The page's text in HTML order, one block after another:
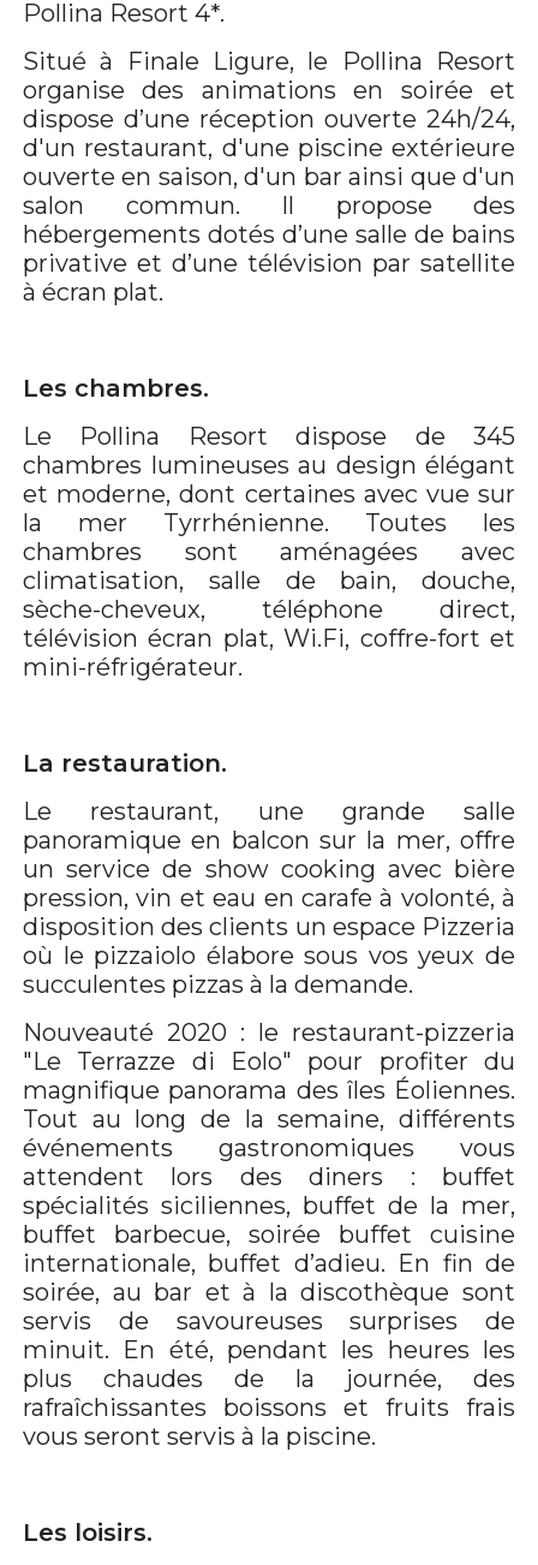
Pollina Resort 4*.
Situé à Finale Ligure, le Pollina Resort
organise des animations en soirée et
dispose d’une réception ouverte 24h/24,
d'un restaurant, d'une piscine extérieure
ouverte en saison, d'un bar ainsi que d'un
salon commun. Il propose des
hébergements dotés d’une salle de bains
privative et d’une télévision par satellite
à écran plat.
Les chambres.
Le Pollina Resort dispose de 345
chambres lumineuses au design élégant
et moderne, dont certaines avec vue sur
la mer Tyrrhénienne. Toutes les
chambres sont aménagées avec
climatisation, salle de bain, douche,
sèche-cheveux, téléphone direct,
télévision écran plat, Wi.Fi, coffre-fort et
mini-réfrigérateur.
La restauration.
Le restaurant, une grande salle
panoramique en balcon sur la mer, offre
un service de show cooking avec bière
pression, vin et eau en carafe à volonté, à
disposition des clients un espace Pizzeria
où le pizzaiolo élabore sous vos yeux de
succulentes pizzas à la demande.
Nouveauté 2020 : le restaurant-pizzeria
"Le Terrazze di Eolo" pour profiter du
magnifique panorama des îles Éoliennes.
Tout au long de la semaine, différents
événements gastronomiques vous
attendent lors des diners : buffet
spécialités siciliennes, buffet de la mer,
buffet barbecue, soirée buffet cuisine
internationale, buffet d’adieu. En fin de
soirée, au bar et à la discothèque sont
servis de savoureuses surprises de
minuit. En été, pendant les heures les
plus chaudes de la journée, des
rafraîchissantes boissons et fruits frais
vous seront servis à la piscine.
Les loisirs.